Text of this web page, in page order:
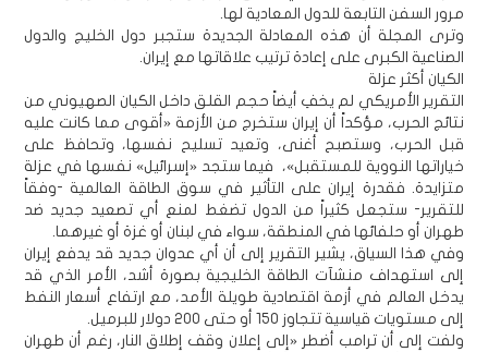
مرور السفن التابعة للدول المعادية لها.
وترى المجلة أن هذه المعادلة الجديدة ستجبر دول الخليج والدول
الصناعية الكبرى على إعادة ترتيب علاقاتها مع إيران.
الكيان أكثر عزلة
التقرير الأمريكي لم يخفِ أيضاً حجم القلق داخل الكيان الصهيوني من
نتائج الحرب، مؤكداً أن إيران ستخرج من الأزمة «أقوى مما كانت عليه
قبل الحرب، وستصبح أغنى، وتعيد تسليح نفسها، وتحافظ على
خياراتها النووية للمستقبل»، فيما ستجد «إسرائيل» نفسها في عزلة
متزايدة. فقدرة إيران على التأثير في سوق الطاقة العالمية -وفقاً
للتقرير- ستجعل كثيراً من الدول تضغط لمنع أي تصعيد جديد ضد
طهران أو حلفائها في المنطقة، سواء في لبنان أو غزة أو غيرهما.
وفي هذا السياق، يشير التقرير إلى أن أي عدوان جديد قد يدفع إيران
إلى استهداف منشآت الطاقة الخليجية بصورة أشد، الأمر الذي قد
يدخل العالم في أزمة اقتصادية طويلة الأمد، مع ارتفاع أسعار النفط
إلى مستويات قياسية تتجاوز 150 أو حتى 200 دولار للبرميل.
ولفت إلى أن ترامب أضطر «إلى إعلان وقف إطلاق النار، رغم أن طهران